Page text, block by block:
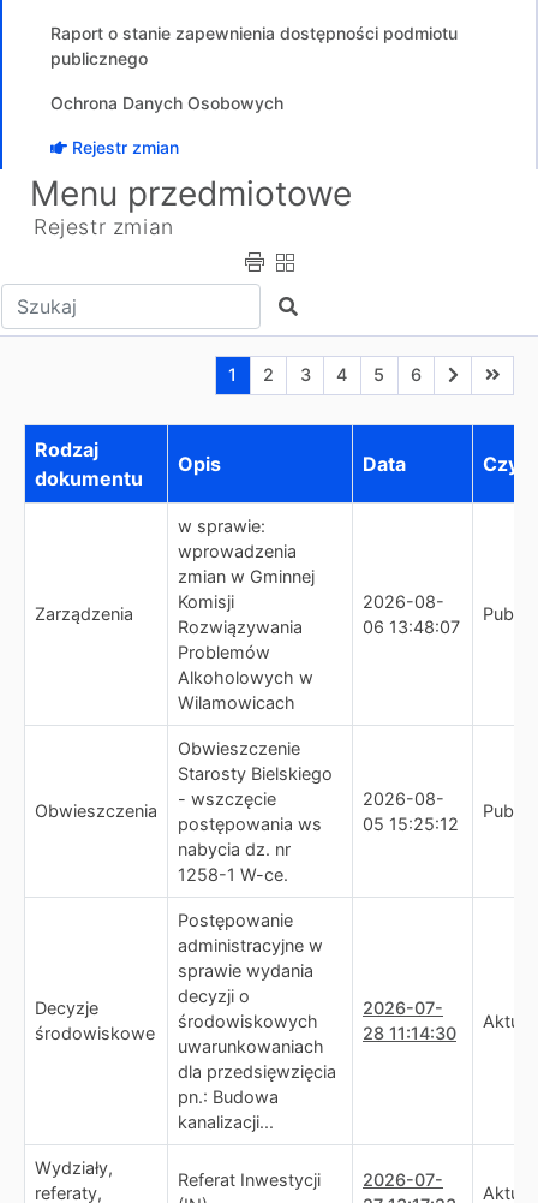
Raport o stanie zapewnienia dostępności podmiotu
publicznego
Ochrona Danych Osobowych
Rejestr zmian
Menu przedmiotowe
Rejestr zmian
Wpisz tekst do wyszukania Szukaj
Aktualna strona nr 1
1 Przejdź do strony nr 2
2 Przejdź do strony nr 3
3 Przejdź do strony nr 4
4 Przejdź do strony
5 Przejdź do
6 Przejdź
Lista zmian
Rodzaj
dokumentu
Opis Data
Zarządzenia
w sprawie:
wprowadzenia
zmian w Gminnej
Komisji
Rozwiązywania
Problemów
Alkoholowych w
Wilamowicach
2026-08-
06 13:48:07
Obwieszczenia
Obwieszczenie
Starosty Bielskiego
- wszczęcie
postępowania ws
nabycia dz. nr
1258-1 W-ce.
2026-08-
05 15:25:12
Decyzje
środowiskowe
Postępowanie
administracyjne w
sprawie wydania
decyzji o
środowiskowych
uwarunkowaniach
dla przedsięwzięcia
pn.: Budowa
kanalizacji...
2026-07-
28 11:14:30
Wydziały,
referaty,
Referat Inwestycji
2026-07-